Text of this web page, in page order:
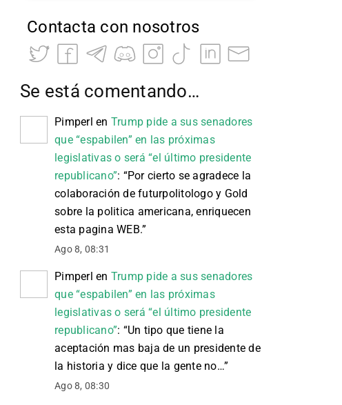
Contacta con nosotros
Se está comentando…
Pimperl en Trump pide a sus senadores
que “espabilen” en las próximas
legislativas o será “el último presidente
republicano”: “Por cierto se agradece la
colaboración de futurpolitologo y Gold
sobre la politica americana, enriquecen
esta pagina WEB.”
Ago 8, 08:31
Pimperl en Trump pide a sus senadores
que “espabilen” en las próximas
legislativas o será “el último presidente
republicano”: “Un tipo que tiene la
aceptación mas baja de un presidente de
la historia y dice que la gente no…”
Ago 8, 08:30